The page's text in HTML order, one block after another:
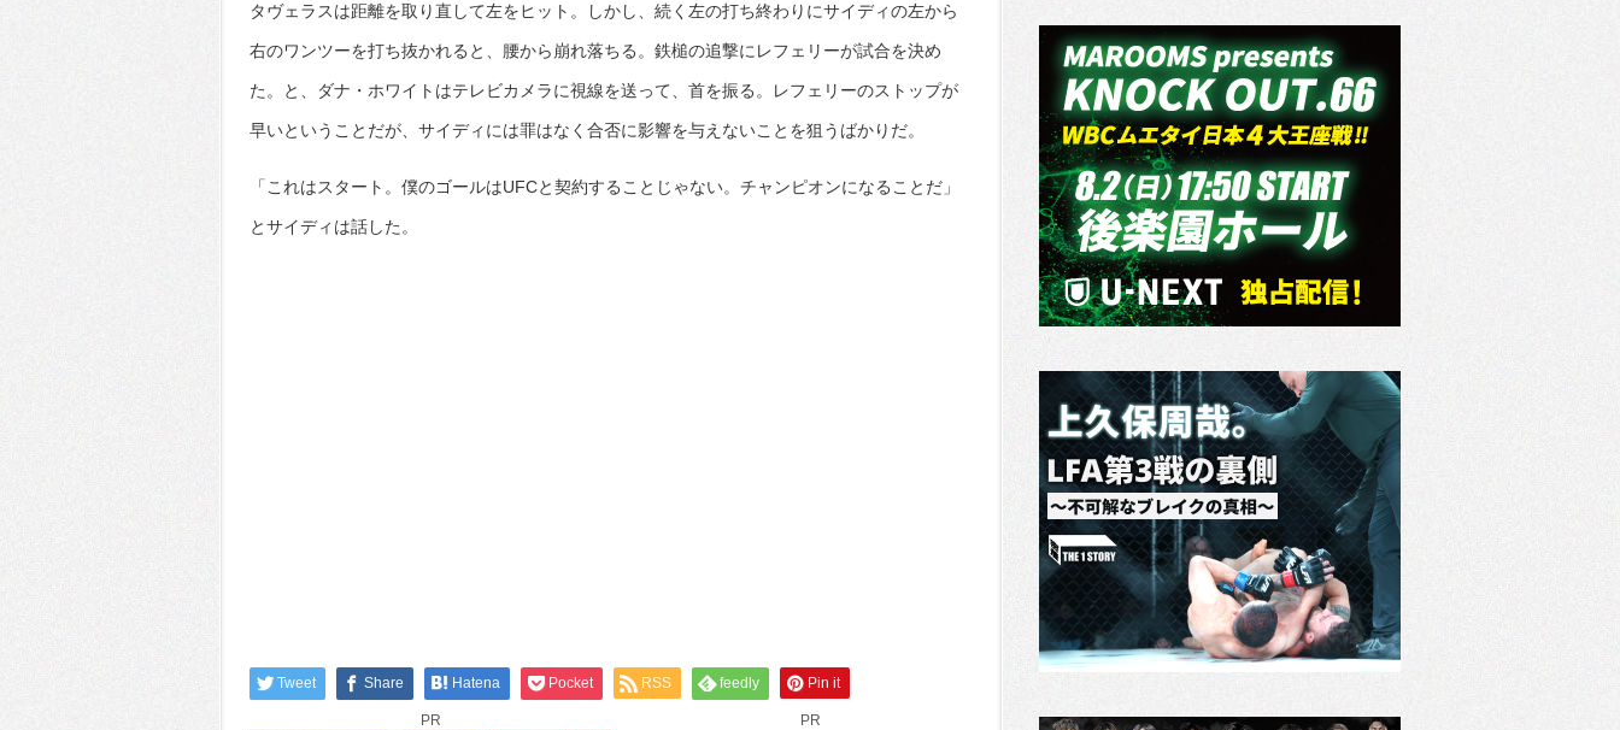
タヴェラスは距離を取り直して左をヒット。しかし、続く左の打ち終わりにサイディの左から
右のワンツーを打ち抜かれると、腰から崩れ落ちる。鉄槌の追撃にレフェリーが試合を決め
た。と、ダナ・ホワイトはテレビカメラに視線を送って、首を振る。レフェリーのストップが
早いということだが、サイディには罪はなく合否に影響を与えないことを狙うばかりだ。
「これはスタート。僕のゴールはUFCと契約することじゃない。チャンピオンになることだ」
とサイディは話した。
Tweet Share Hatena Pocket RSS feedly Pin it
PR PR